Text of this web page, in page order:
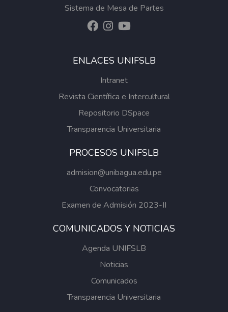
Sistema de Mesa de Partes
ENLACES UNIFSLB
Intranet
Revista Científica e Intercultural
Repositorio DSpace
Transparencia Universitaria
PROCESOS UNIFSLB
admision@unibagua.edu.pe
Convocatorias
Examen de Admisión 2023-II
COMUNICADOS Y NOTICIAS
Agenda UNIFSLB
Noticias
Comunicados
Transparencia Universitaria